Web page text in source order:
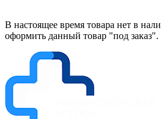
В настоящее время товара нет в
оформить данный товар "под заказ".